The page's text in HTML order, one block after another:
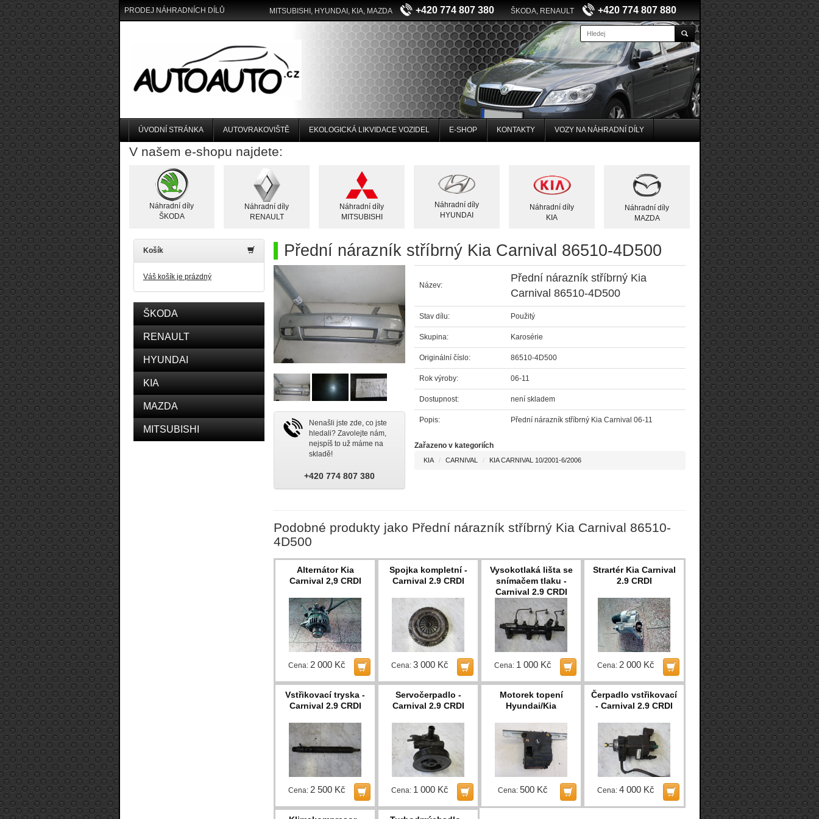
PRODEJ NÁHRADNÍCH DÍLŮ MITSUBISHI, HYUNDAI, KIA, MAZDA +420 774 807 380 ŠKODA, RENAULT +420 774 807 880
ÚVODNÍ STRÁNKA AUTOVRAKOVIŠTĚ EKOLOGICKÁ LIKVIDACE VOZIDEL E-SHOP KONTAKTY VOZY NA NÁHRADNÍ DÍLY
V našem e-shopu najdete:
Náhradní díly
ŠKODA
Náhradní díly
RENAULT
Náhradní díly
MITSUBISHI
Náhradní díly
HYUNDAI
Náhradní díly
KIA
Náhradní díly
MAZDA
Košík
Váš košík je prázdný
ŠKODA
RENAULT
HYUNDAI
KIA
MAZDA
MITSUBISHI
Přední nárazník stříbrný Kia Carnival 86510-4D500
Nenašli jste zde, co jste
hledali? Zavolejte nám,
nejspíš to už máme na
skladě!
+420 774 807 380
Název:
Přední nárazník stříbrný Kia
Carnival 86510-4D500
Stav dílu: Použitý
Skupina: Karosérie
Originální číslo: 86510-4D500
Rok výroby: 06-11
Dostupnost: není skladem
Popis: Přední nárazník stříbrný Kia Carnival 06-11
Zařazeno v kategoriích
KIA CARNIVAL KIA CARNIVAL 10/2001-6/2006
Podobné produkty jako Přední nárazník stříbrný Kia Carnival 86510-
4D500
Alternátor Kia
Carnival 2,9 CRDI
Cena:2 000 Kč
Spojka kompletní -
Carnival 2.9 CRDI
Cena:3 000 Kč
Vysokotlaká lišta se
snímačem tlaku -
Carnival 2.9 CRDI
Cena: 1 000 Kč
Strartér Kia Carnival
2.9 CRDI
Cena:2 000 Kč
Vstřikovací tryska -
Carnival 2.9 CRDI
Cena:2 500 Kč
Servočerpadlo -
Carnival 2.9 CRDI
Cena: 1 000 Kč
Motorek topení
Hyundai/Kia
Cena:500 Kč
Čerpadlo vstřikovací
- Carnival 2.9 CRDI
Cena:4 000 Kč